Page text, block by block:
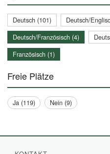
Deutsch (101)
Deutsch/
Deutsch/Französisch (4)
Französisch (1)
Freie Plätze
Ja (119) Nein (9)